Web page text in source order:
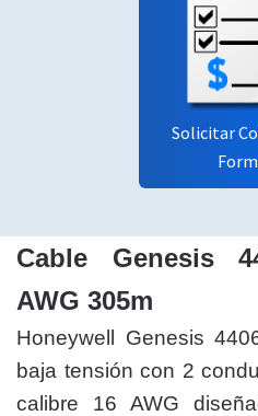
Solicitar
Cable Genesis
AWG 305m
Honeywell Genesis
baja tensión con 2
calibre 16 AWG